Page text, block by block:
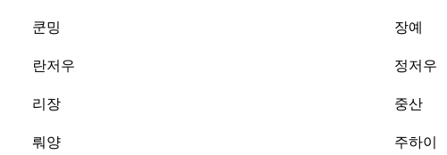
쿤밍
란저우
리장
뤄양
장예
정저우
중산
주하이